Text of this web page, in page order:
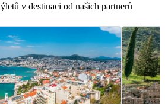
v destinaci od našich partnerů